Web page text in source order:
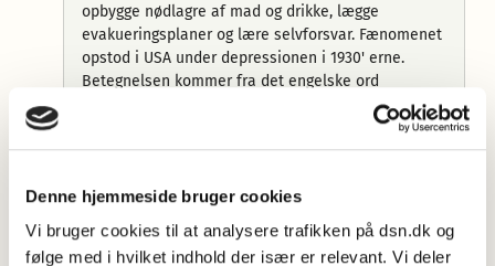
Denne hjemmeside bruger cookies
Vi bruger cookies til at analysere trafikken på dsn.dk og
følge med i hvilket indhold der især er relevant. Vi deler
opbygge nødlagre af mad og drikke, lægge
evakueringsplaner og lære selvforsvar. Fænomenet
opstod i USA under depressionen i 1930' erne.
Betegnelsen kommer fra det engelske ord
»preparation«. Det er uvist, hvor mange preppere
der findes i Danmark, da kun de færreste ønsker at
stå frem
►preppe
◊Fra engelskprepper; kendt fra 1998if.oed.com